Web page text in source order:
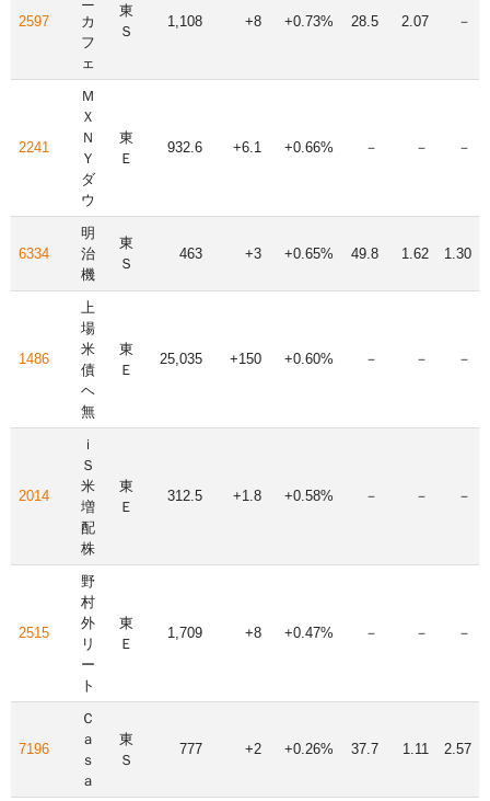
2597
カ
フ
ェ
東
Ｓ
1,108 +8 +0.73% 28.5 2.07 －
2241
Ｍ
Ｘ
Ｎ
Ｙ
ダ
ウ
東
Ｅ
932.6 +6.1 +0.66% － － －
6334
明
治
機
東
Ｓ
463 +3 +0.65% 49.8 1.62 1.30
1486
上
場
米
債
ヘ
無
東
Ｅ
25,035 +150 +0.60% － － －
2014
ｉ
Ｓ
米
増
配
株
東
Ｅ
312.5 +1.8 +0.58% － － －
2515
野
村
外
リ
ー
ト
東
Ｅ
1,709 +8 +0.47% － － －
7196
Ｃ
ａ
ｓ
ａ
東
Ｓ
777 +2 +0.26% 37.7 1.11 2.57